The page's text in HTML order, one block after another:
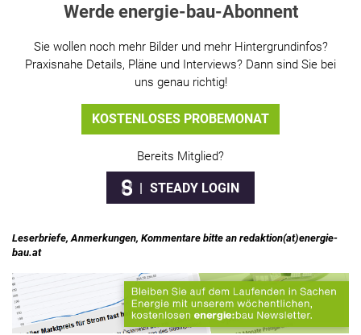
Werde energie-bau-Abonnent
Sie wollen noch mehr Bilder und mehr Hintergrundinfos?
Praxisnahe Details, Pläne und Interviews? Dann sind Sie bei
uns genau richtig!
KOSTENLOSES PROBEMONAT
Bereits Mitglied?
STEADY LOGIN
Leserbriefe, Anmerkungen, Kommentare bitte an redaktion(at)energie-
bau.at